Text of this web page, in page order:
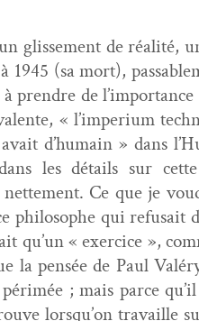
glisse­ment de réal­ité,
(sa mort),
de
« l’imperium
d’humain » dans
les détails sur
Ce que je
philosophe qui refu­sait
qu’un « exer­ci­ce »,
pen­sée de Paul
; mais parce
lorsqu’on